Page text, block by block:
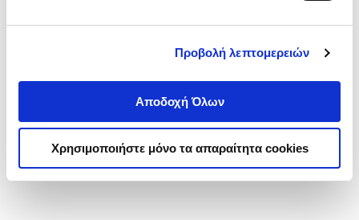
Προβολή λεπτομερειών
Αποδοχή Όλων
Χρησιμοποιήστε μόνο τα απαραίτητα cookies